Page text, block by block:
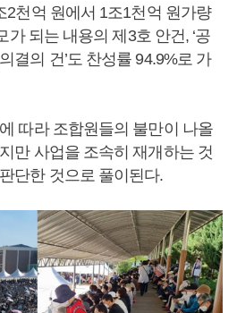
2천억 원에서 1조1천억 원가량
가 되는 내용의 제3호 안건, ‘공
결의 건’도 찬성률 94.9%로 가
따라 조합원들의 불만이 나올
만 사업을 조속히 재개하는 것
단한 것으로 풀이된다.